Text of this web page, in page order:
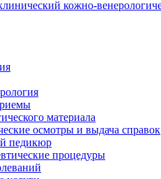
материала
осмотры и выдача справок
педикюр
процедуры